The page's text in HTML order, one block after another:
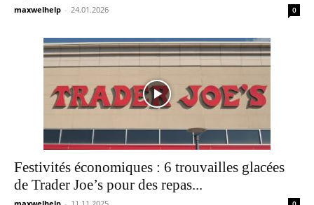
maxwelhelp - 24.01.2026 0
Festivités économiques : 6 trouvailles glacées
de Trader Joe’s pour des repas...